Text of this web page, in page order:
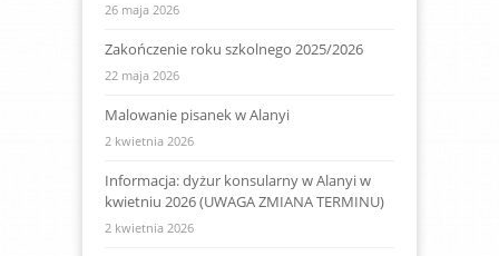
26 maja 2026
Zakończenie roku szkolnego 2025/2026
22 maja 2026
Malowanie pisanek w Alanyi
2 kwietnia 2026
Informacja: dyżur konsularny w Alanyi w
kwietniu 2026 (UWAGA ZMIANA TERMINU)
2 kwietnia 2026